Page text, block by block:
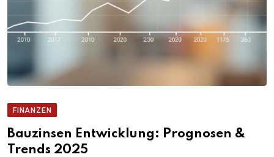
FINANZEN
Bauzinsen Entwicklung: Prognosen &
Trends 2025